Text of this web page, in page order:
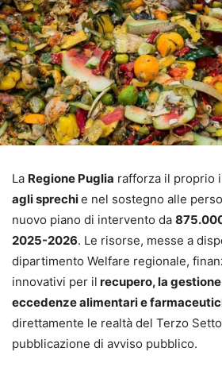
La Regione Puglia rafforza il proprio
agli sprechie nel sostegno alle
nuovo piano di intervento da
2025-2026. Le risorse, messe a
dipartimento Welfare regionale,
innovativi per il recupero, la
eccedenze alimentari e
direttamente le realtà del Terzo
pubblicazione di avviso pubblico.